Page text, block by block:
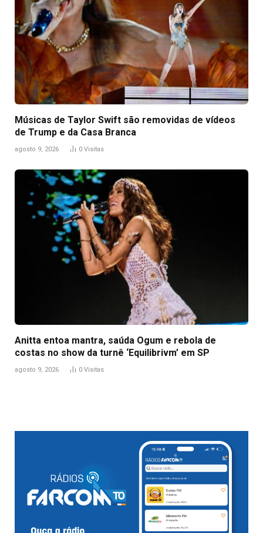
Músicas de Taylor Swift são removidas de vídeos
de Trump e da Casa Branca
agosto 9, 2026 0 Visitas
Anitta entoa mantra, saúda Ogum e rebola de
costas no show da turnê ‘Equilibrivm’ em SP
agosto 9, 2026 0 Visitas